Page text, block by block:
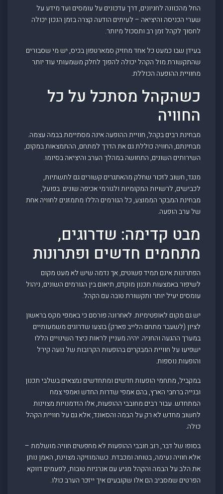
החל מהכוונה לחניונים, דרך עדכונים על עומסים ועד מידע על
שערי הכניסה והיציאה – לעיתים הודעה קצרה בזמן הנכון יכולה
לחסוך לקהל זמן רב ותסכול מיותר.
בעידן שבו כמעט כל אחד מחזיק סמארטפון בכיס, יש מי שסבורים
שהתקשורת מול הקהל יכולה להפוך לחלק משמעותי עוד יותר
מחוויית ההופעה הכוללת.
כשהקהל מסתכל על כל
החוויה
מבחינת רבים בקהל, חוויית ההופעה אינה מסתיימת בבמה עצמה.
מבחינתם, החוויה כוללת גם את הדרך למתחם, ההתמצאות במקום,
השירותים השונים, התחושה במהלך הערב והיציאה בסיומו.
מנגד, חשוב לזכור שחלק מהאתגרים קשורים גם לתשתיות,
לכבישים, לרשויות המקומיות ולגורמי אכיפה שונים. בפועל,
מבחינת המבקר הממוצע, כל הגורמים הללו מתמזגים לחוויה אחת
של ערב הופעה.
מבט קדימה: שדרוגים,
מתחמים חדשים ופתרונות
הפתרונות אינם תמיד פשוטים, אך נדמה שיש לא מעט מקום
לשיפור באמצעות תכנון מוקדם, תיאום בין הגורמים השונים, ניהול
עומסים יעיל יותר ותקשורת טובה עם הקהל.
יש גם מקום לאופטימיות. לאחרונה פורסם כי באמפי מקס בראשון
לציון (לשעבר מתחם הלייב פארק) בוצעו שדרוגים משמעותיים
במערך ההגעה והחניה. יהיה מעניין לראות כיצד השינויים הללו
ישפיעו על חוויית המבקרים בהופעות הקרובות של נועה קירל
והופעות נוספות.
במקביל, מתחמי הופעות חדשים ומתחדשים נמצאים בשלבי תכנון
ובנייה ברחבי הארץ, בהם אמפי שדרות החדש ואמפי צמח
המתחדש. עבור רבים מחובבי ההופעות, אלו הזדמנויות מצוינות
לחשוב מחדש לא רק על הבמה והסאונד, אלא גם על חוויית הקהל
כולה.
בסופו של דבר, רוב חובבי ההופעות לא מחפשים חוויה מושלמת –
אלא חוויה נעימה, בטוחה ומכבדת. כשהמוזיקה מצוינת, האמן נותן
את הלב על הבמה והקהל מגיע עם אנרגיות טובות, לפעמים דווקא
הפרטים שמסביב הם אלו שקובעים איך ייזכר הערב כולו.